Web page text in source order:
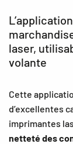
laser,
volante
Cette
d’excellentes
imprimantes
netteté des